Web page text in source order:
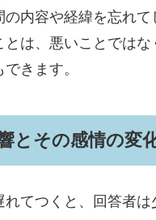
の内容や経緯を忘れ
とは、悪いことでは
きます。
とその感情の変
てつくと、回答者